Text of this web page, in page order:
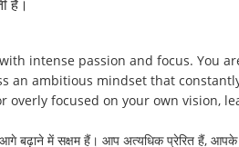
है।
intense passion and focus. You
an ambitious mindset that
focused on your own vision,
बढ़ाने में सक्षम हैं। आप अत्यधिक प्रेरित हैं, आपके